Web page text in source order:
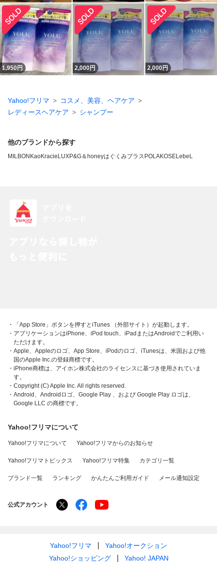
1,950 円 2,000円 2,000円
Yahoo!フリマ
コスメ、美容、ヘアケア
レディースヘアケア
シャンプー
他のブランドから探す
MILBON KaoKracie LUXP&G＆honeyはぐくみプラス POLAKOSELebeL
・「App Store」ボタンを押すとiTunes （外部サイト）が起動します。
・アプリケーションはiPhone、iPod touch、iPadまたはAndroidでご利用い
ただけます。
・Apple、Appleのロゴ、App Store、iPodのロゴ、iTunesは、米国および他
国のApple Inc.の登録商標です。
・iPhone商標は、アイホン株式会社のライセンスに基づき使用されていま
す。
・Copyright (C) Apple Inc. All rights reserved.
・Android、Androidロゴ、Google Play 、および Google Play ロゴは、
Google LLC の商標です。
Yahoo!フリマについて
Yahoo!フリマについて Yahoo!フリマからのお知らせ
Yahoo!フリマトピックス Yahoo!フリマ特集 カテゴリ一覧
ブランド一覧 ランキング かんたんご利用ガイド メール通知設定
公式アカウント
Yahoo!フリマ
Yahoo!オークション
Yahoo!ショッピング
Yahoo! JAPAN